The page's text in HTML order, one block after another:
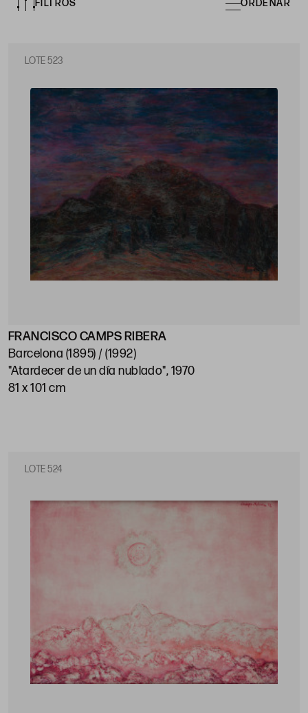
FILTROS ORDENAR
LOTE 523
FRANCISCO CAMPS RIBERA
Barcelona (1895) / (1992)
"Atardecer de un día nublado", 1970
81 x 101 cm
LOTE 524